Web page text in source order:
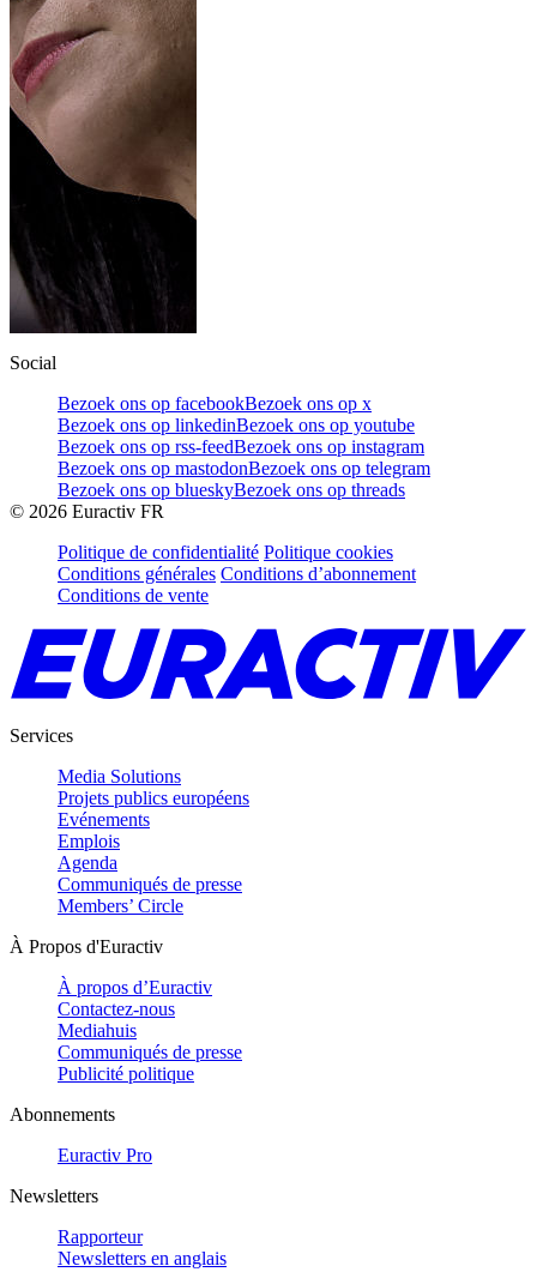
Social
Bezoek ons op facebookBezoek ons op x
Bezoek ons op linkedinBezoek ons op youtube
Bezoek ons op rss-feedBezoek ons op instagram
Bezoek ons op mastodonBezoek ons op telegram
Bezoek ons op blueskyBezoek ons op threads
© 2026 Euractiv FR
Politique de confidentialité Politique cookies
Conditions générales Conditions d’abonnement
Conditions de vente
Services
Media Solutions
Projets publics européens
Evénements
Emplois
Agenda
Communiqués de presse
Members’ Circle
À Propos d'Euractiv
À propos d’Euractiv
Contactez-nous
Mediahuis
Communiqués de presse
Publicité politique
Abonnements
Euractiv Pro
Newsletters
Rapporteur
Newsletters en anglais